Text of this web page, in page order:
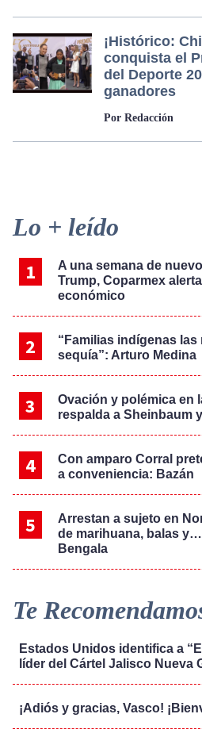
¡Histórico:
conquista el
del Deporte
ganadores
Por Redacción
Primary
Sidebar
Lo + leído
A una semana de
Trump, Coparmex
económico
“Familias indígenas
sequía”: Arturo Medina
Ovación y polémica en
respalda a Sheinbaum
Con amparo Corral
a conveniencia: Bazán
Arrestan a sujeto en
de marihuana, balas
Bengala
Te
Estados Unidos identifica a
líder del Cártel Jalisco Nueva
¡Adiós y gracias, Vasco!